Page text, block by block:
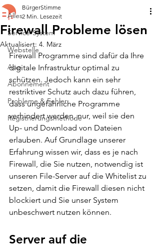
Alles
Service-System
Webstelle
App
Abonnement
Probleme & Fehler
Registrierungsmethode
Firewall Probleme lösen
BürgerStimme
2 Min. Lesezeit
Aktualisiert: 4. März
Firewall Programme sind dafür da Ihre
digitale Infrastruktur optimal zu
schützen. Jedoch kann ein sehr
restriktiver Schutz auch dazu führen,
dass ungefährliche Programme
verhindert werden, nur, weil sie den
Up- und Download von Dateien
erlauben. Auf Grundlage unserer
Erfahrung wissen wir, dass es je nach
Firewall, die Sie nutzen, notwendig ist
unseren File-Server auf die Whitelist zu
setzen, damit die Firewall diesen nicht
blockiert und Sie unser System
unbeschwert nutzen können.
Server auf die